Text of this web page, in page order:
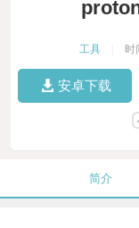
工具 时
安卓下载
简介